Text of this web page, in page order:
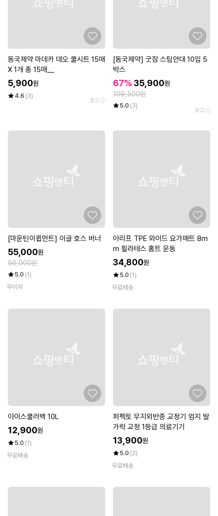
동국제약 마데카 데오 쿨시트 15매
X 1개 총 15매__
5,900원
4.6 (3)
광고
[동국제약] 굿잠 스팀안대 10입 5
박스
67% 35,900원
109,500원
5.0 (3)
광고
[마운틴이큅먼트] 이글 호스 버너
55,000원
56,000원
5.0 (1)
무이자
아리프 TPE 와이드 요가매트 8m
m 필라테스 홈트 운동
34,800원
5.0 (1)
무료배송
아이스쿨러백 10L
12,900원
5.0 (1)
무료배송
퍼펙토 무지외반증 교정기 엄지 발
가락 교정 1등급 의료기기
13,900원
5.0 (2)
무료배송